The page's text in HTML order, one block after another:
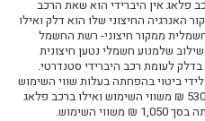
פלאג אין היברידי הוא שאת הרכב
האנרגיה החיצוני שלו הוא דלק ואילו
ממקור חיצוני- רשת החשמל
שלמנוע חשמלי נטען חיצונית
בדלק לעומת רכב היברידי סטנדרטי.
ביטוי בהפחתה בעלות שווי השימוש
לעובד. ברכב היברידי תהיה הפחתה של 530 ₪ משווי השימוש ואילו ברכב פלאג
השימוש.